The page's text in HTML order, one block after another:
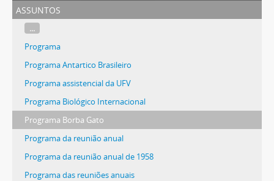
assuntos
...
Programa
Programa Antartico Brasileiro
Programa assistencial da UFV
Programa Biológico Internacional
Programa Borba Gato
Programa da reunião anual
Programa da reunião anual de 1958
Programa das reuniões anuais